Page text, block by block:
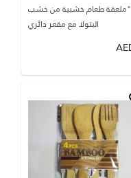
4.5 "ملعقة طعام خشبية من خشب
البتولا مع مقعر دائري